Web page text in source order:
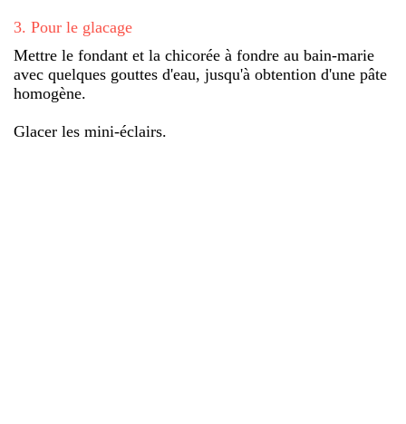
3. Pour le glacage
Mettre le fondant et la chicorée à fondre au bain-marie
avec quelques gouttes d'eau, jusqu'à obtention d'une pâte
homogène.
Glacer les mini-éclairs.